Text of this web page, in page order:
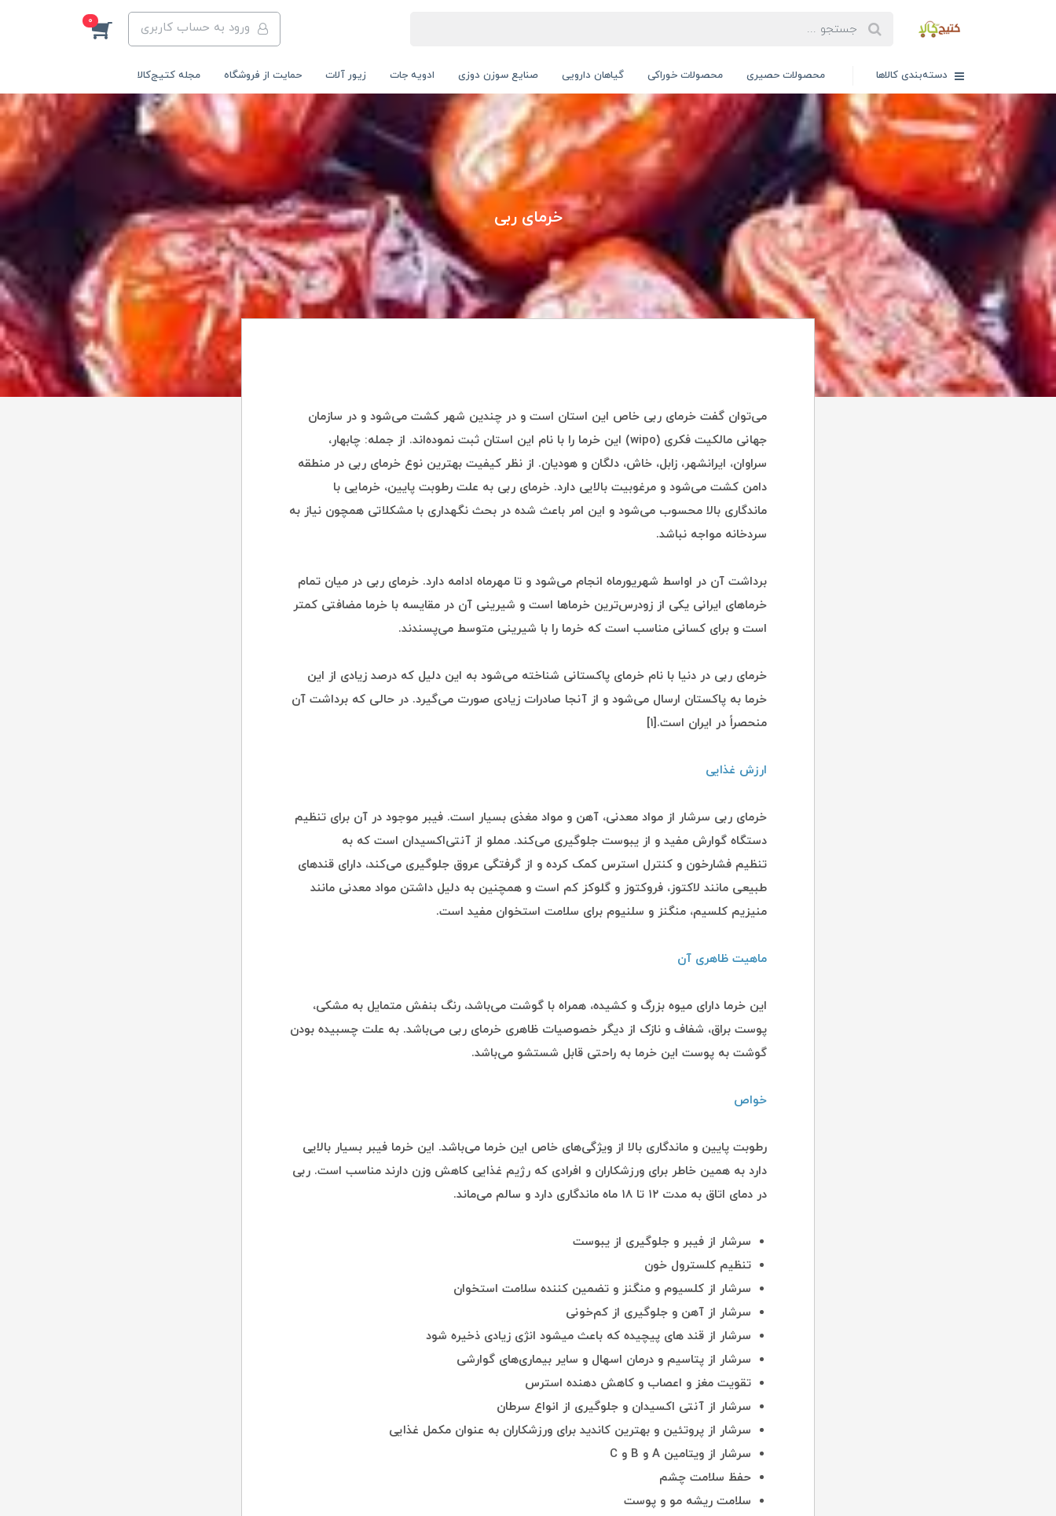
ورود به حساب کاربری 0
دسته‌بندی کالاها محصولات حصیری محصولات خوراکی گیاهان دارویی صنایع سوزن دوزی ادویه جات زیور آلات حمایت از فروشگاه مجله کتیج‌کالا
خرمای ربی
می‌توان گفت خرمای ربی خاص این استان است و در چندین شهر کشت می‌شود و در سازمان
جهانی مالکیت فکری (wipo) این خرما را با نام این استان ثبت نموده‌اند. از جمله: چابهار،
سراوان، ایرانشهر، زابل، خاش، دلگان و هودیان. از نظر کیفیت بهترین نوع خرمای ربی در منطقه
دامن کشت می‌شود و مرغوبیت بالایی دارد. خرمای ربی به علت رطوبت پایین، خرمایی با
ماندگاری بالا محسوب می‌شود و این امر باعث شده در بحث نگهداری با مشکلاتی همچون نیاز به
سردخانه مواجه نباشد.
برداشت آن در اواسط شهریورماه انجام می‌شود و تا مهرماه ادامه دارد. خرمای ربی در میان تمام
خرماهای ایرانی یکی از زودرس‌ترین خرماها است و شیرینی آن در مقایسه با خرما مضافتی کمتر
است و برای کسانی مناسب است که خرما را با شیرینی متوسط می‌پسندند.
خرمای ربی در دنیا با نام خرمای پاکستانی شناخته می‌شود به این دلیل که درصد زیادی از این
خرما به پاکستان ارسال می‌شود و از آنجا صادرات زیادی صورت می‌گیرد. در حالی که برداشت آن
منحصراً در ایران است.[۱]
ارزش غذایی
خرمای ربی سرشار از مواد معدنی، آهن و مواد مغذی بسیار است. فیبر موجود در آن برای تنظیم
دستگاه گوارش مفید و از یبوست جلوگیری می‌کند. مملو از آنتی‌اکسیدان است که به
تنظیم فشارخون و کنترل استرس کمک کرده و از گرفتگی عروق جلوگیری می‌کند، دارای قندهای
طبیعی مانند لاکتوز، فروکتوز و گلوکز کم است و همچنین به دلیل داشتن مواد معدنی مانند
منیزیم کلسیم، منگنز و سلنیوم برای سلامت استخوان مفید است.
ماهیت ظاهری آن
این خرما دارای میوه بزرگ و کشیده، همراه با گوشت می‌باشد، رنگ بنفش متمایل به مشکی،
پوست براق، شفاف و نازک از دیگر خصوصیات ظاهری خرمای ربی می‌باشد. به علت چسبیده بودن
گوشت به پوست این خرما به راحتی قابل شستشو می‌باشد.
خواص
رطوبت پایین و ماندگاری بالا از ویژگی‌های خاص این خرما می‌باشد. این خرما فیبر بسیار بالایی
دارد به همین خاطر برای ورزشکاران و افرادی که رژیم غذایی کاهش وزن دارند مناسب است. ربی
در دمای اتاق به مدت ۱۲ تا ۱۸ ماه ماندگاری دارد و سالم می‌ماند.
سرشار از فیبر و جلوگیری از یبوست
تنظیم کلسترول خون
سرشار از کلسیوم و منگنز و تضمین کننده سلامت استخوان
سرشار از آهن و جلوگیری از کم‌خونی
سرشار از قند های پیچیده که باعث میشود انژی زیادی ذخیره شود
سرشار از پتاسیم و درمان اسهال و سایر بیماری‌های گوارشی
تقویت مغز و اعصاب و کاهش دهنده استرس
سرشار از آنتی اکسیدان و جلوگیری از انواع سرطان
سرشار از پروتئین و بهترین کاندید برای ورزشکاران به عنوان مکمل غذایی
سرشار از ویتامین A و B و C
حفظ سلامت چشم
سلامت ریشه مو و پوست